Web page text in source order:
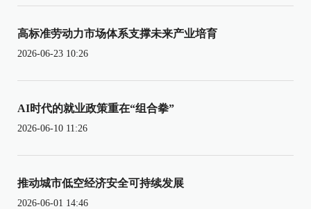
高标准劳动力市场体系支撑未来产业培育
2026-06-23 10:26
AI时代的就业政策重在“组合拳”
2026-06-10 11:26
推动城市低空经济安全可持续发展
2026-06-01 14:46